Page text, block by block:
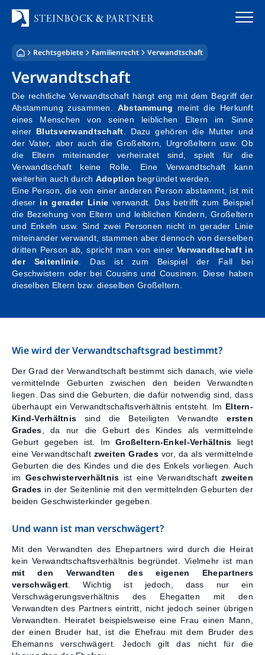
Inhalt
springen
Startseite
Kanzlei
Team
Standorte
Rechtsgebiete
Steuerberatung
Stellenangebote
Kontakt
Rechtsgebiete Familienrecht Verwandtschaft
Verwandtschaft
Die rechtliche Verwandtschaft hängt eng mit dem Begriff der
Abstammung zusammen. Abstammung meint die Herkunft
eines Menschen von seinen leiblichen Eltern im Sinne
einer Blutsverwandtschaft . Dazu gehören die Mutter und
der Vater, aber auch die Großeltern, Urgroßeltern usw. Ob
die Eltern miteinander verheiratet sind, spielt für die
Verwandtschaft keine Rolle. Eine Verwandtschaft kann
weiterhin auch durch Adoption begründet werden.
Eine Person, die von einer anderen Person abstammt, ist mit
dieser in gerader Linie verwandt. Das betrifft zum Beispiel
die Beziehung von Eltern und leiblichen Kindern, Großeltern
und Enkeln usw. Sind zwei Personen nicht in gerader Linie
miteinander verwandt, stammen aber dennoch von derselben
dritten Person ab, spricht man von einer Verwandtschaft in
der Seitenlinie. Das ist zum Beispiel der Fall bei
Geschwistern oder bei Cousins und Cousinen. Diese haben
dieselben Eltern bzw. dieselben Großeltern.
Wie wird der Verwandtschaftsgrad bestimmt?
Der Grad der Verwandtschaft bestimmt sich danach, wie viele
vermittelnde Geburten zwischen den beiden Verwandten
liegen. Das sind die Geburten, die dafür notwendig sind, dass
überhaupt ein Verwandtschaftsverhältnis entsteht. Im Eltern-
Kind-Verhältnis sind die Beteiligten Verwandteersten
Grades , da nur die Geburt des Kindes als vermittelnde
Geburt gegeben ist. ImGroßeltern-Enkel-Verhältnis liegt
eine Verwandtschaft zweiten Grades vor, da als vermittelnde
Geburten die des Kindes und die des Enkels vorliegen. Auch
im Geschwisterverhältnis ist eine Verwandtschaftzweiten
Grades in der Seitenlinie mit den vermittelnden Geburten der
beiden Geschwisterkinder gegeben.
Und wann ist man verschwägert?
Mit den Verwandten des Ehepartners wird durch die Heirat
kein Verwandtschaftsverhältnis begründet. Vielmehr ist man
mit den Verwandten des eigenen Ehepartners
verschwägert . Wichtig ist jedoch, dass nur ein
Verschwägerungsverhältnis des Ehegatten mit den
Verwandten des Partners eintritt, nicht jedoch seiner übrigen
Verwandten. Heiratet beispielsweise eine Frau einen Mann,
der einen Bruder hat, ist die Ehefrau mit dem Bruder des
Ehemanns verschwägert. Jedoch gilt das nicht für die